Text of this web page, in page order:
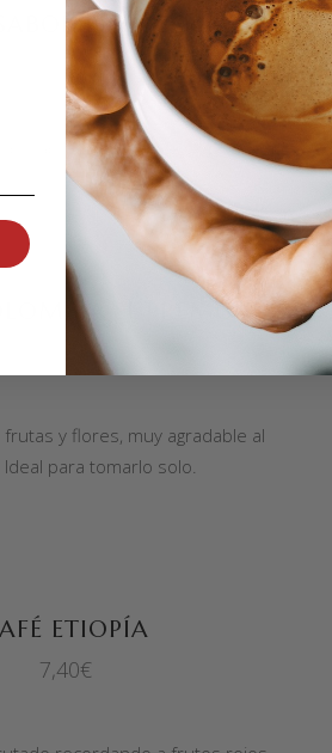
SABOR PIÑA COLADA
8,00
sabor piña colada.
OPCIONES
SUPREMO
€
y flores, muy agradable al
para tomarlo solo.
ETIOPÍA
7,40€